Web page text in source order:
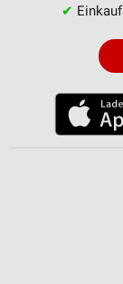
✔
Entwicklung
Verwendung
IAB-Besonderheiten:
Verwendung